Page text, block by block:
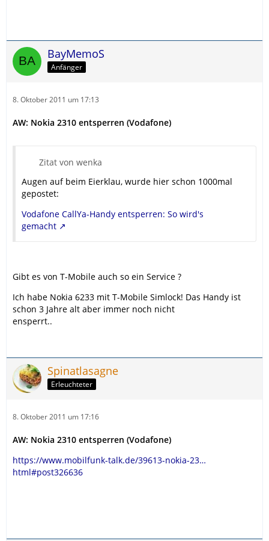
BayMemoS
Anfänger
8. Oktober 2011 um 17:13
AW: Nokia 2310 entsperren (Vodafone)
Zitat von wenka
Augen auf beim Eierklau, wurde hier schon 1000mal
gepostet:
Vodafone CallYa-Handy entsperren: So wird's
gemacht
Gibt es von T-Mobile auch so ein Service ?
Ich habe Nokia 6233 mit T-Mobile Simlock! Das Handy ist
schon 3 Jahre alt aber immer noch nicht
ensperrt..
Spinatlasagne
Erleuchteter
8. Oktober 2011 um 17:16
AW: Nokia 2310 entsperren (Vodafone)
https://www.mobilfunk-talk.de/39613-nokia-23…
html#post326636